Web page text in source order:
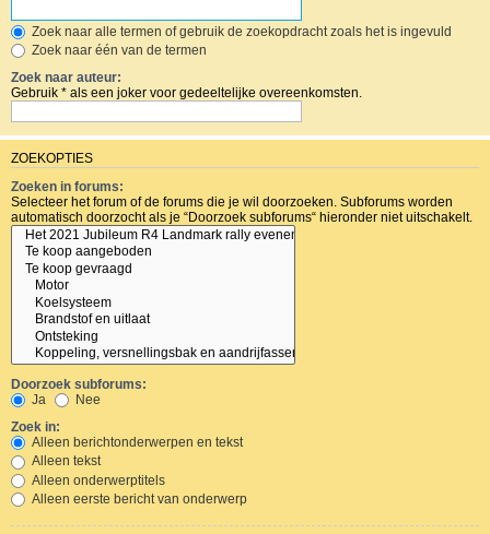
Zoek naar alle termen of gebruik de zoekopdracht zoals het is ingevuld
Zoek naar één van de termen
Zoek naar auteur:
Gebruik * als een joker voor gedeeltelijke overeenkomsten.
ZOEKOPTIES
Zoeken in forums:
Selecteer het forum of de forums die je wil doorzoeken. Subforums worden
automatisch doorzocht als je “Doorzoek subforums“ hieronder niet uitschakelt.
Doorzoek subforums:
Ja
Nee
Zoek in:
Alleen berichtonderwerpen en tekst
Alleen tekst
Alleen onderwerptitels
Alleen eerste bericht van onderwerp